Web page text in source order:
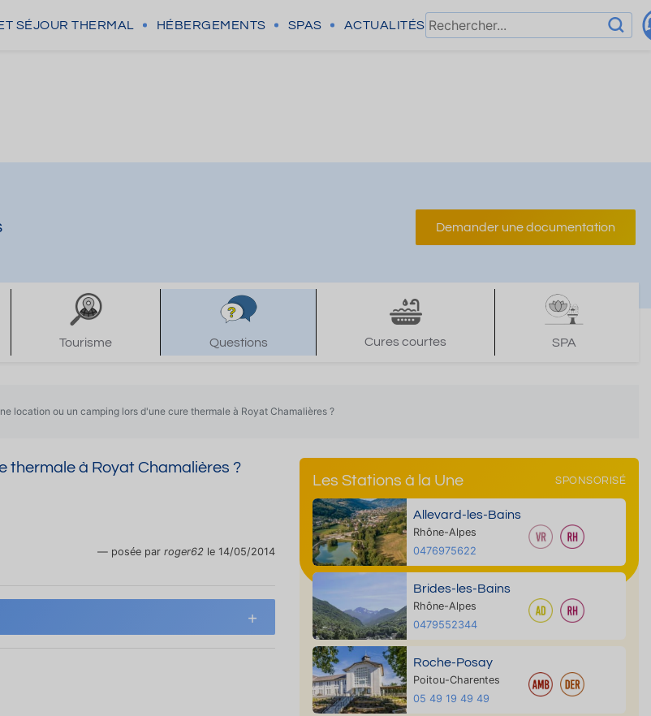
SÉJOUR THERMAL HÉBERGEMENTS SPAS ACTUALITÉS
Demander une documentation
Tourisme Questions Cures courtes SPA
location ou un camping lors d'une cure thermale à Royat Chamalières ?
thermale à Royat Chamalières ?
posée par roger62 le 14/05/2014
Les Stations à la Une SPONSORISÉ
Allevard-les-Bains
Rhône-Alpes
0476975622
Brides-les-Bains
Rhône-Alpes
0479552344
Roche-Posay
Poitou-Charentes
05 49 19 49 49